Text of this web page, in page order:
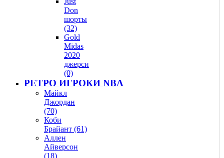
Don
шорты
(32)
Gold
Midas
2020
джерси
(0)
РЕТРО ИГРОКИ NBA
Майкл
Джордан
(70)
Коби
Брайант (61)
Аллен
Айверсон
(18)